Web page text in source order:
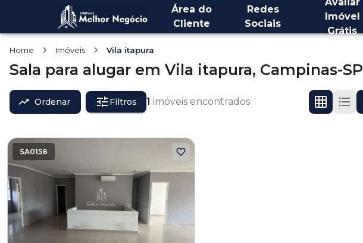
Área do
Cliente
Redes
Sociais
Imóvel
Grátis
Home Imóveis Vila itapura
Sala para alugar em Vila itapura, Campinas-SP
Ordenar Filtros 1 imóveis encontrados
SA0158